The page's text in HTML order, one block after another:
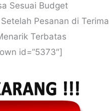
Sesuai Budget
Pesanan di Terima
Terbatas
id=”5373″]